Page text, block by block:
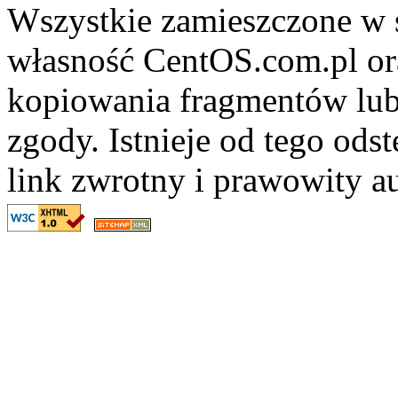
Wszystkie zamieszczone
własność CentOS.com.pl
kopiowania fragmentów
zgody. Istnieje od tego
link zwrotny i prawowity